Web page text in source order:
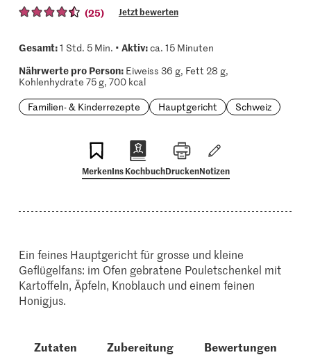
(25) Jetzt bewerten
Gesamt:1 Std. 5 Min. • Aktiv:ca. 15 Minuten
Nährwerte pro Person:Eiweiss 36 g, Fett 28 g,
Kohlenhydrate 75 g, 700 kcal
Familien- & Kinderrezepte
Hauptgericht Schweiz
MerkenIns KochbuchDruckenNotizen
Ein feines Hauptgericht für grosse und kleine
Geflügelfans: im Ofen gebratene Pouletschenkel mit
Kartoffeln, Äpfeln, Knoblauch und einem feinen
Honigjus.
Zutaten Zubereitung Bewertungen